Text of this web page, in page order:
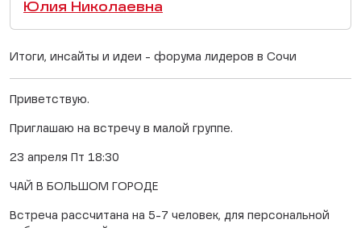
Юлия Николаевна
Итоги, инсайты и идеи - форума лидеров в Сочи
Приветствую.
Приглашаю на встречу в малой группе.
23 апреля Пт 18:30
ЧАЙ В БОЛЬШОМ ГОРОДЕ
Встреча рассчитана на 5-7 человек, для персональной